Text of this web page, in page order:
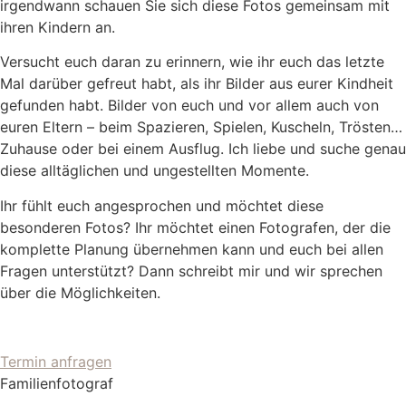
irgendwann schauen Sie sich diese Fotos gemeinsam mit
ihren Kindern an.
Versucht euch daran zu erinnern, wie ihr euch das letzte
Mal darüber gefreut habt, als ihr Bilder aus eurer Kindheit
gefunden habt. Bilder von euch und vor allem auch von
euren Eltern – beim Spazieren, Spielen, Kuscheln, Trösten…
Zuhause oder bei einem Ausflug. Ich liebe und suche genau
diese alltäglichen und ungestellten Momente.
Ihr fühlt euch angesprochen und möchtet diese
besonderen Fotos? Ihr möchtet einen Fotografen, der die
komplette Planung übernehmen kann und euch bei allen
Fragen unterstützt? Dann schreibt mir und wir sprechen
über die Möglichkeiten.
Termin anfragen
Familienfotograf